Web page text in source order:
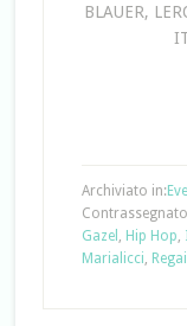
BLAUER,
Archiviato in:
Gazel
Hip Hop
Marialicci